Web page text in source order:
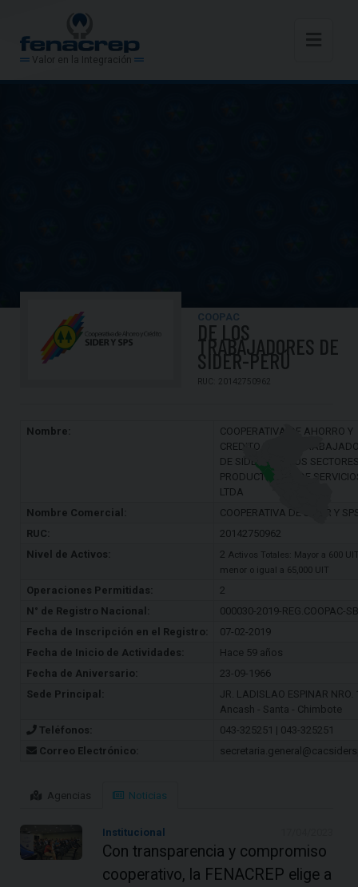
Valor en la Integración
COOPAC
DE LOS
TRABAJADORES DE
SIDER-PERÚ
RUC: 20142750962
Nombre:
COOPERATIVA DE AHORRO Y
CREDITO DE LOS
DE SIDER Y DE LOS
PRODUCTIVOS Y DE
LTDA
Nombre Comercial:
COOPERATIVA DE SIDER Y
RUC:
20142750962
Nivel de Activos:
2 Activos Totales: Mayor a 600
menor o igual a 65,000 UIT
Operaciones Permitidas:
2
N° de Registro Nacional:
000030-2019-REG.COOPAC-
Fecha de Inscripción en el Registro:
07-02-2019
Fecha de Inicio de Actividades:
Hace 59 años
Fecha de Aniversario:
23-09-1966
Sede Principal:
JR. LADISLAO ESPINAR NRO.
Ancash - Santa - Chimbote
Teléfonos:
043-325251 | 043-325251
Correo Electrónico:
Agencias Noticias
Institucional
Con transparencia y compromiso
cooperativo, la FENACREP elige a